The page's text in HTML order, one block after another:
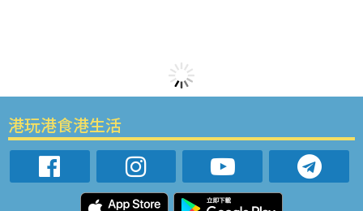
港玩港食港生活